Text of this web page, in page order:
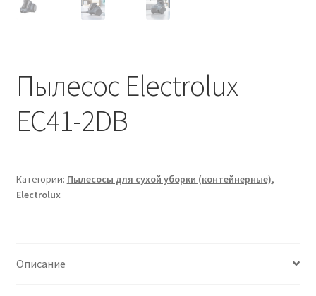
Пылесос Electrolux
EC41-2DB
Категории: Пылесосы для сухой уборки (контейнерные),
Electrolux
Описание